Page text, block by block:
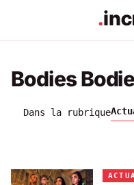
Bodies
Dans la rubrique